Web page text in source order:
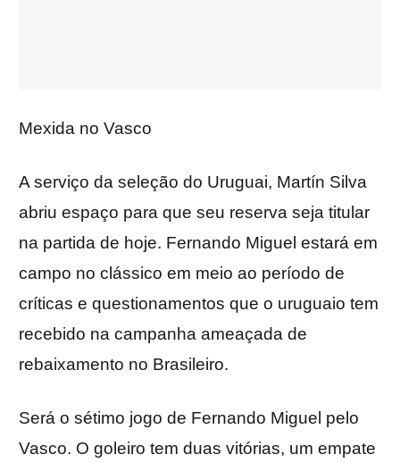
Mexida no Vasco
A serviço da seleção do Uruguai, Martín Silva
abriu espaço para que seu reserva seja titular
na partida de hoje. Fernando Miguel estará em
campo no clássico em meio ao período de
críticas e questionamentos que o uruguaio tem
recebido na campanha ameaçada de
rebaixamento no Brasileiro.
Será o sétimo jogo de Fernando Miguel pelo
Vasco. O goleiro tem duas vitórias, um empate